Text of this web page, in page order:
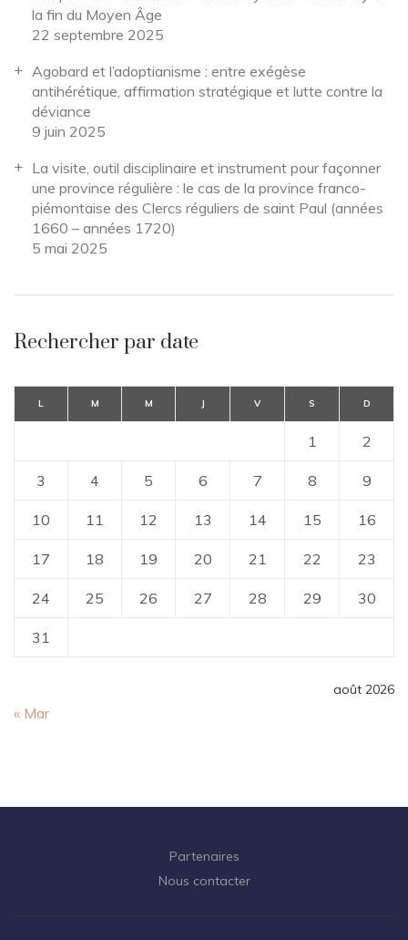
la fin du Moyen Âge
22 septembre 2025
Agobard et l’adoptianisme : entre exégèse
antihérétique, affirmation stratégique et lutte contre la
déviance
9 juin 2025
La visite, outil disciplinaire et instrument pour façonner
une province régulière : le cas de la province franco-
piémontaise des Clercs réguliers de saint Paul (années
1660 – années 1720)
5 mai 2025
Rechercher par date
août 2026
L M M J V S D
1 2
3 4 5 6 7 8 9
10 11 12 13 14 15 16
17 18 19 20 21 22 23
24 25 26 27 28 29 30
31
« Mar
Partenaires
Nous contacter